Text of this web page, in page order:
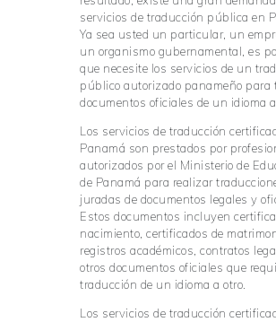
servicios de traducción pública en
Ya sea usted un particular, un
un organismo gubernamental, es
que necesite los servicios de un
público autorizado panameño para
documentos oficiales de un idioma a
Los servicios de traducción
Panamá son prestados por
autorizados por el Ministerio de
de Panamá para realizar
juradas de documentos legales y
Estos documentos incluyen
nacimiento, certificados de
registros académicos, contratos
otros documentos oficiales que
traducción de un idioma a otro.
Los servicios de traducción